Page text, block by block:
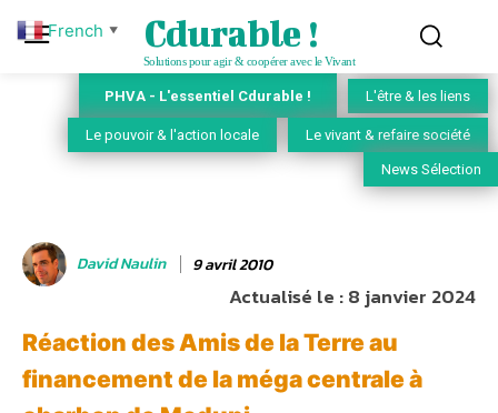
Cdurable !
Solutions pour agir & coopérer avec le Vivant
PHVA - L'essentiel Cdurable ! L'être & les liens
Le pouvoir & l'action locale Le vivant & refaire société
News Sélection
David Naulin 9 avril 2010
Actualisé le :8 janvier 2024
Réaction des Amis de la Terre au
financement de la méga centrale à
French ▼